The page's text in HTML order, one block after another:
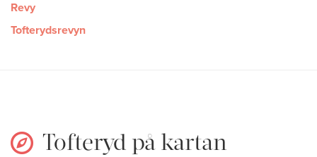
Revy
Tofterydsrevyn
Tofteryd på kartan